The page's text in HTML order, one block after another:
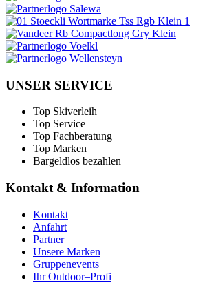
UNSER SERVICE
Top Skiverleih
Top Service
Top Fachberatung
Top Marken
Bargeldlos bezahlen
Kontakt & Information
Kontakt
Anfahrt
Partner
Unsere Marken
Gruppenevents
Ihr Outdoor–Profi